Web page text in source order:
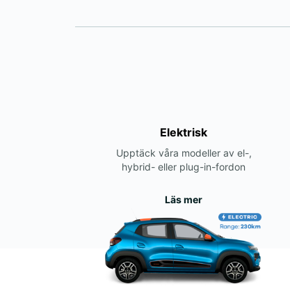
Elektrisk
Upptäck våra modeller av el-,
hybrid- eller plug-in-fordon
Läs mer